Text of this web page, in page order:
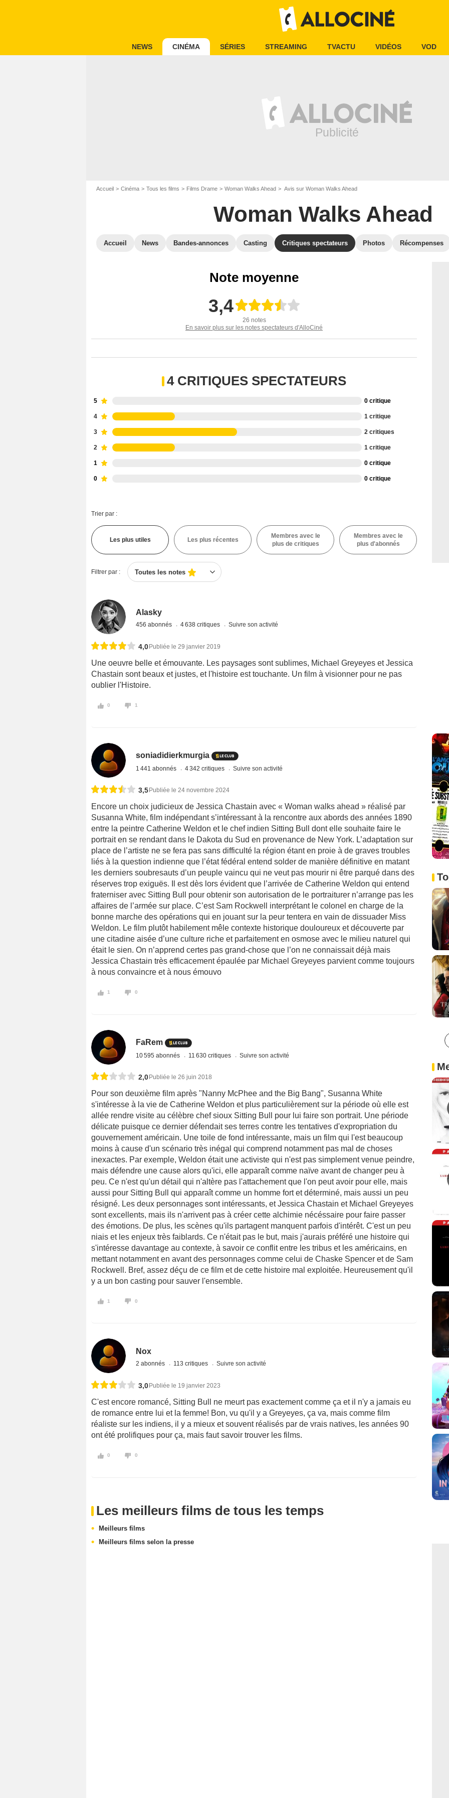
NEWS CINÉMA SÉRIES STREAMING TVACTU VIDÉOS VOD
Accueil Cinéma Tous les films Films Drame Woman Walks Ahead Avis sur Woman Walks Ahead
Woman Walks Ahead
Accueil News Bandes-annonces Casting Critiques spectateurs Photos Récompenses
Note moyenne
3,4
26 notes
En savoir plus sur les notes spectateurs d'AlloCiné
4 CRITIQUES SPECTATEURS
5 0 critique
4 1 critique
3 2 critiques
2 1 critique
1 0 critique
0 0 critique
Trier par :
Les plus utiles Les plus récentes
Membres avec le
plus de critiques
Membres avec le
plus d'abonnés
Filtrer par : Toutes les notes
Alasky
456 abonnés 4 638 critiques Suivre son activité
4,0 Publiée le 29 janvier 2019
Une oeuvre belle et émouvante. Les paysages sont sublimes, Michael Greyeyes et Jessica
Chastain sont beaux et justes, et l'histoire est touchante. Un film à visionner pour ne pas
oublier l'Histoire.
0 1
soniadidierkmurgia
1 441 abonnés 4 342 critiques Suivre son activité
3,5Publiée le 24 novembre 2024
Encore un choix judicieux de Jessica Chastain avec « Woman walks ahead » réalisé par
Susanna White, film indépendant s’intéressant à la rencontre aux abords des années 1890
entre la peintre Catherine Weldon et le chef indien Sitting Bull dont elle souhaite faire le
portrait en se rendant dans le Dakota du Sud en provenance de New York. L’adaptation sur
place de l’artiste ne se fera pas sans difficulté la région étant en proie à de graves troubles
liés à la question indienne que l’état fédéral entend solder de manière définitive en matant
les derniers soubresauts d’un peuple vaincu qui ne veut pas mourir ni être parqué dans des
réserves trop exiguës. Il est dès lors évident que l’arrivée de Catherine Weldon qui entend
fraterniser avec Sitting Bull pour obtenir son autorisation de le portraiturer n’arrange pas les
affaires de l’armée sur place. C’est Sam Rockwell interprétant le colonel en charge de la
bonne marche des opérations qui en jouant sur la peur tentera en vain de dissuader Miss
Weldon. Le film plutôt habilement mêle contexte historique douloureux et découverte par
une citadine aisée d’une culture riche et parfaitement en osmose avec le milieu naturel qui
était le sien. On n’apprend certes pas grand-chose que l’on ne connaissait déjà mais
Jessica Chastain très efficacement épaulée par Michael Greyeyes parvient comme toujours
à nous convaincre et à nous émouvo
1 0
FaRem
10 595 abonnés 11 630 critiques Suivre son activité
2,0Publiée le 26 juin 2018
Pour son deuxième film après "Nanny McPhee and the Big Bang", Susanna White
s'intéresse à la vie de Catherine Weldon et plus particulièrement sur la période où elle est
allée rendre visite au célèbre chef sioux Sitting Bull pour lui faire son portrait. Une période
délicate puisque ce dernier défendait ses terres contre les tentatives d'expropriation du
gouvernement américain. Une toile de fond intéressante, mais un film qui l'est beaucoup
moins à cause d'un scénario très inégal qui comprend notamment pas mal de choses
inexactes. Par exemple, Weldon était une activiste qui n'est pas simplement venue peindre,
mais défendre une cause alors qu'ici, elle apparaît comme naïve avant de changer peu à
peu. Ce n'est qu'un détail qui n'altère pas l'attachement que l'on peut avoir pour elle, mais
aussi pour Sitting Bull qui apparaît comme un homme fort et déterminé, mais aussi un peu
résigné. Les deux personnages sont intéressants, et Jessica Chastain et Michael Greyeyes
sont excellents, mais ils n'arrivent pas à créer cette alchimie nécéssaire pour faire passer
des émotions. De plus, les scènes qu'ils partagent manquent parfois d'intérêt. C'est un peu
niais et les enjeux très faiblards. Ce n'était pas le but, mais j'aurais préféré une histoire qui
s'intéresse davantage au contexte, à savoir ce conflit entre les tribus et les américains, en
mettant notamment en avant des personnages comme celui de Chaske Spencer et de Sam
Rockwell. Bref, assez déçu de ce film et de cette histoire mal exploitée. Heureusement qu'il
y a un bon casting pour sauver l'ensemble.
1 0
Nox
2 abonnés 113 critiques Suivre son activité
3,0 Publiée le 19 janvier 2023
C'est encore romancé, Sitting Bull ne meurt pas exactement comme ça et il n'y a jamais eu
de romance entre lui et la femme! Bon, vu qu'il y a Greyeyes, ça va, mais comme film
réaliste sur les indiens, il y a mieux et souvent réalisés par de vrais natives, les années 90
ont été prolifiques pour ça, mais faut savoir trouver les films.
0 0
Les meilleurs films de tous les temps
Meilleurs films
Meilleurs films selon la presse